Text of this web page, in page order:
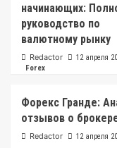
начинающих:
руководство по
валютному рынку
Redactor 12 апреля
Forex
Форекс Гранде:
отзывов о
Redactor 12 апреля